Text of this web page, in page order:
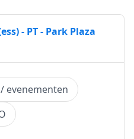
- PT - Park Plaza
evenementen